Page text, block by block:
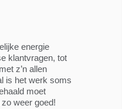
energie
klantvragen, tot
z’n allen
is het werk soms
moet
weer goed!